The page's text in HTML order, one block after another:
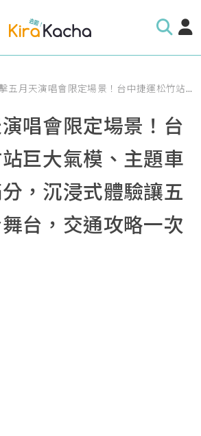
天演唱會限定場景！台中捷運松竹站巨大氣模、主題車廂吸睛度滿分，沉浸式體驗讓五迷彷彿置身舞台，交通攻略一次看
唱會限定場景！台
巨大氣模、主題車
，沉浸式體驗讓五
台，交通攻略一次